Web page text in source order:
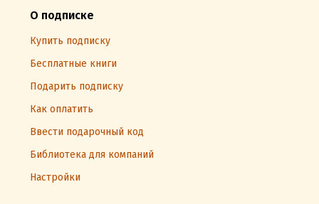
О подписке
Купить подписку
Бесплатные книги
Подарить подписку
Как оплатить
Ввести подарочный код
Библиотека для компаний
Настройки